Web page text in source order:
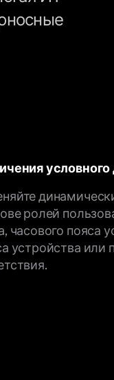
условного
ролей
часового пояса
устройства или